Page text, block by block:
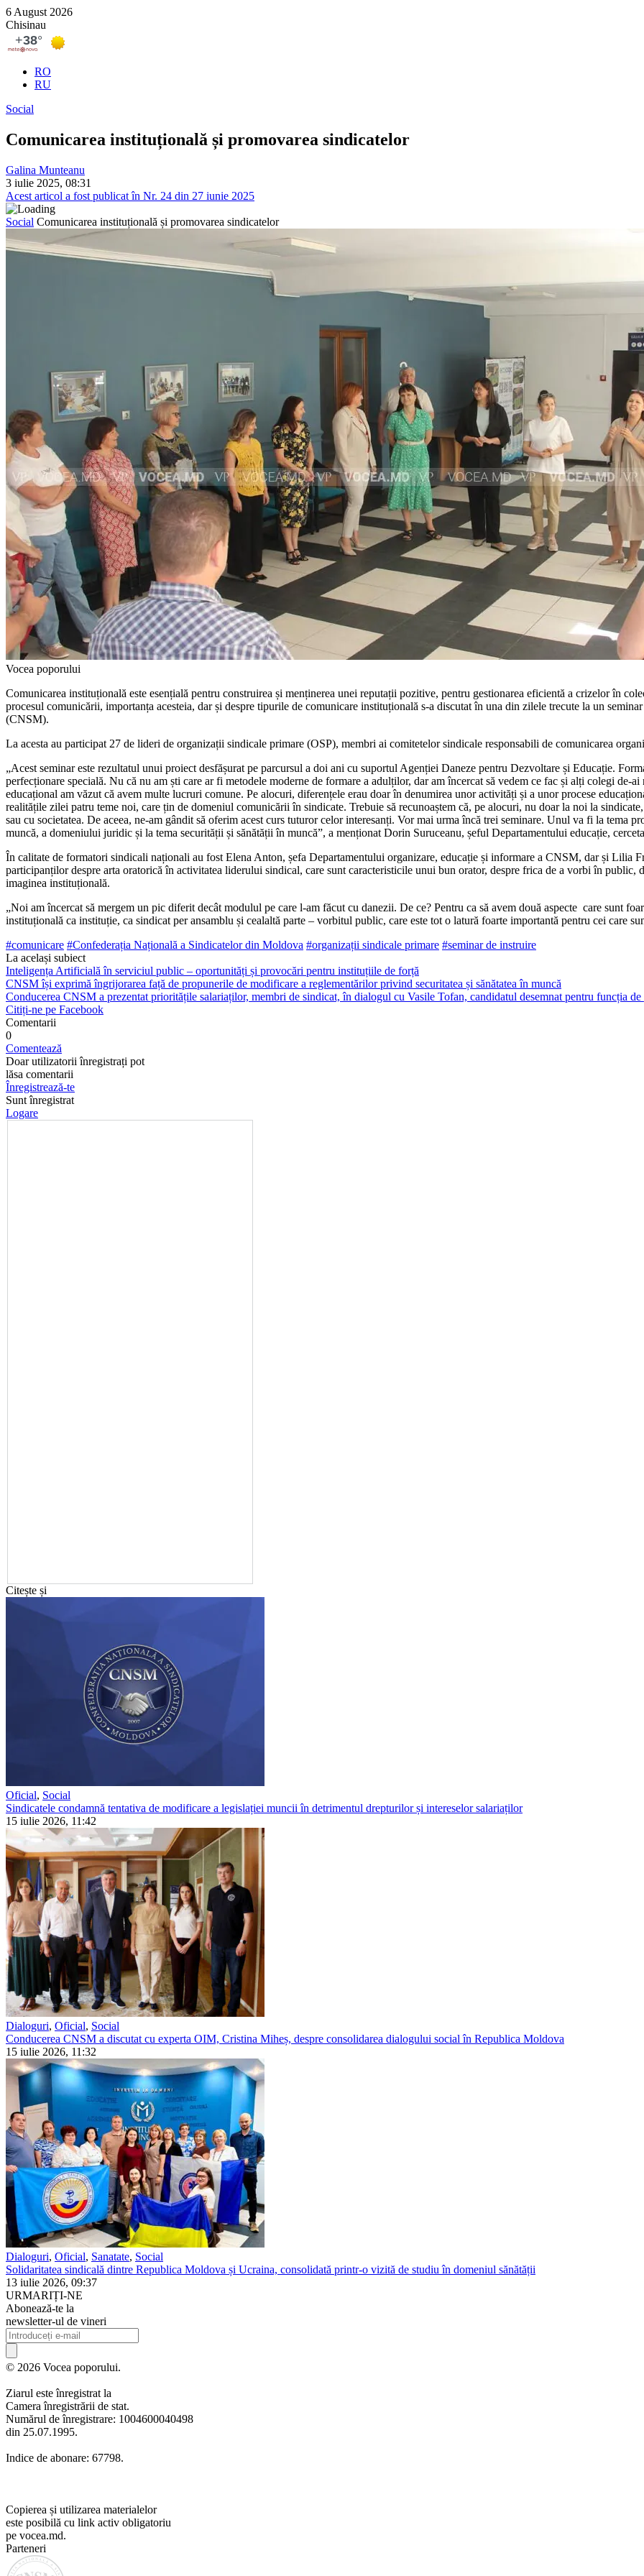
6 August 2026
Chisinau
RO
RU
Social
Comunicarea instituțională și promovarea sindicatelor
Galina Munteanu
3 iulie 2025, 08:31
Acest articol a fost publicat în Nr. 24 din 27 iunie 2025
Social Comunicarea instituțională și promovarea sindicatelor
Vocea poporului
Comunicarea instituțională este esențială pentru construi­rea și menținerea unei reputații pozitive, pentru gestionarea eficientă a crizelor în
procesul comunicării, importanța acesteia, dar și despre tipurile de comunicare instituțională s-a discutat în una din zilele trecute la un
(CNSM).
La acesta au participat 27 de lideri de organizații sindicale pri­mare (OSP), membri ai comitetelor sindicale responsabili de comu­nicarea
„Acest seminar este rezultatul unui proiect desfășurat pe par­cursul a doi ani cu suportul Agenției Daneze pentru Dezvoltare și Educație.
perfecționare specială. Nu că nu am ști care ar fi metodele moderne de formare a adulților, dar am încercat să vedem ce fac și alți colegi de-
educațional am văzut că avem multe lu­cruri comune. Pe alocuri, diferențele erau doar în denumirea unor activități și a unor procese
realitățile zilei patru teme noi, care țin de domeniul comunicării în sindicate. Trebuie să recunoaștem că, pe alocuri, nu doar la noi la
sau cu societatea. De aceea, ne-am gândit să oferim acest curs tuturor celor interesanți. Vor mai urma încă trei seminare. Unul va fi la tema
muncă, a domeniului juridic și la tema securității și sănătății în muncă”, a menționat Dorin Suruceanu, șeful Departamentului educație,
În calitate de formatori sindicali naționali au fost Elena Anton, șefa Departamentului organizare, educație și informare a CNSM, dar și Lilia
participanților despre arta oratorică în activitatea liderului sindical, care sunt caracteristicile unui bun orator, despre frica de a vorbi în public,
imaginea instituțională.
„Noi am încercat să mergem un pic diferit decât modulul pe care l-am făcut cu danezii. De ce? Pentru ca să avem două aspecte care sunt
instituțională ca instituție, ca sindicat per ansamblu și cealaltă parte – vorbitul public, care este tot o latură foarte importantă pen­tru cei care
#comunicare #Confederația Națională a Sindicatelor din Moldova #organizații sindicale primare #seminar de instruire
La același subiect
Inteligența Artificială în serviciul public – oportunități și provocări pentru instituțiile de forță
CNSM își exprimă îngrijorarea față de propunerile de modificare a reglementărilor privind securitatea și sănătatea în muncă
Conducerea CNSM a prezentat prioritățile salariaților, membri de sindicat, în dialogul cu Vasile Tofan, candidatul desemnat pentru funcția
Citiți-ne pe Facebook
Comentarii
0
Comentează
Doar utilizatorii înregistrați pot
lăsa comentarii
Înregistrează-te
Sunt înregistrat
Logare
Citește și
Oficial, Social
Sindicatele condamnă tentativa de modificare a legislației muncii în detrimentul drepturilor și intereselor salariaților
15 iulie 2026, 11:42
Dialoguri, Oficial, Social
Conducerea CNSM a discutat cu experta OIM, Cristina Miheș, despre consolidarea dialogului social în Republica Moldova
15 iulie 2026, 11:32
Dialoguri, Oficial, Sanatate, Social
Solidaritatea sindicală dintre Republica Moldova și Ucraina, consolidată printr-o vizită de studiu în domeniul sănătății
13 iulie 2026, 09:37
URMARIȚI-NE
Abonează-te la
newsletter-ul de vineri
© 2026 Vocea poporului.
Ziarul este înregistrat la
Camera înregistrării de stat.
Numărul de înregistrare: 1004600040498
din 25.07.1995.
Indice de abonare: 67798.
Copierea și utilizarea materialelor
este posibilă cu link activ obligatoriu
pe vocea.md.
Parteneri